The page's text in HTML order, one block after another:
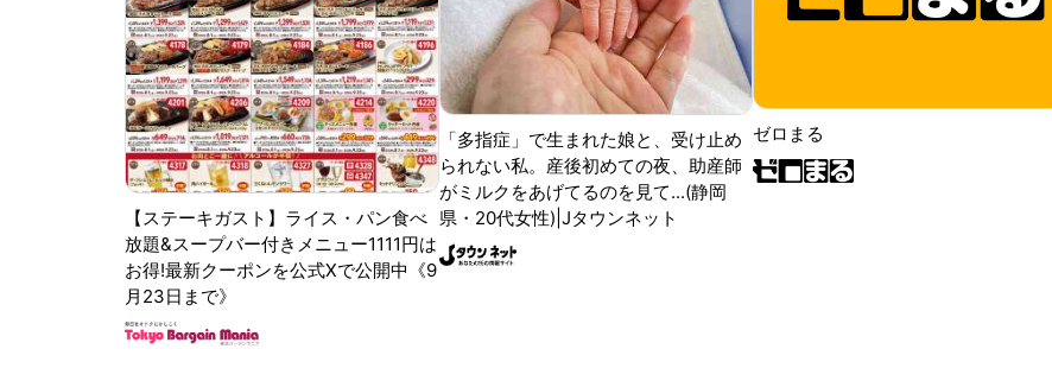
【ステーキガスト】ライス・パン食べ
放題&スープバー付きメニュー1111円は
お得!最新クーポンを公式Xで公開中《9
月23日まで》
「多指症」で生まれた娘と、受け止め
られない私。産後初めての夜、助産師
がミルクをあげてるのを見て...(静岡
県・20代女性)|Jタウンネット
ゼロまる